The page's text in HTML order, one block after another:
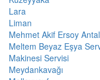
Lara
Liman
Mehmet Akif Ersoy
Meltem Beyaz Eşya
Makinesi Servisi
Meydankavağı